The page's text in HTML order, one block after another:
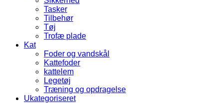
Tasker
Tilbehør
Tøj
Trofæ plade
Kat
Foder og vandskål
Kattefoder
kattelem
Legetøj
Træning og opdragelse
Ukategoriseret